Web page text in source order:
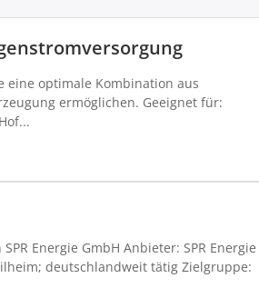
eine optimale Kombination aus
ermöglichen. Geeignet für:
Energie GmbH Anbieter: SPR Energie
deutschlandweit tätig Zielgruppe: